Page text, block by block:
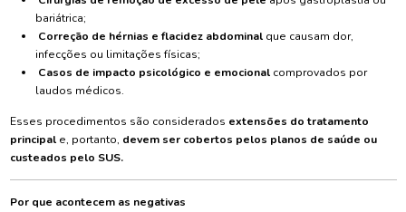
bariátrica;
Correção de hérnias e flacidez abdominalque causam dor,
infecções ou limitações físicas;
Casos de impacto psicológico e emocionalcomprovados por
laudos médicos.
Esses procedimentos são considerados extensões do tratamento
principale, portanto, devem ser cobertos pelos planos de saúde ou
custeados pelo SUS.
Por que acontecem as negativas